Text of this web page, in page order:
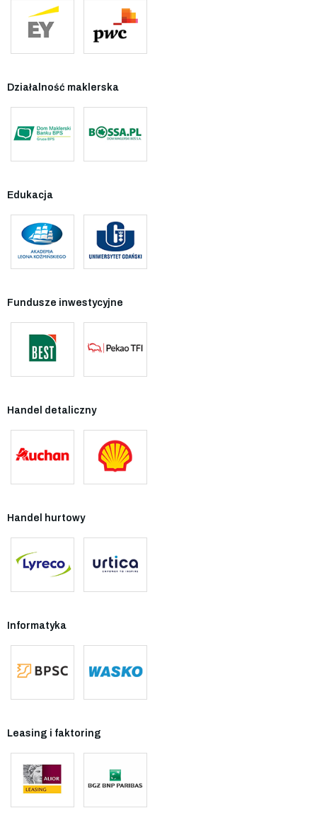
Działalność maklerska
Edukacja
Fundusze inwestycyjne
Handel detaliczny
Handel hurtowy
Informatyka
Leasing i faktoring